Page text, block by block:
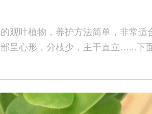
观叶植物，养护方法简单，非常适
呈心形，分枝少，主干直立…...下